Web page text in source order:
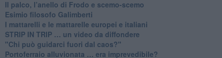
​Il palco, l’anello di Frodo e scemo-scemo
Esimio filosofo Galimberti
​I mattarelli e le mattarelle europei e italiani
​STRIP IN TRIP … un video da diffondere
"Chi può guidarci fuori dal caos?"
​Portoferraio alluvionata … era imprevedibile?